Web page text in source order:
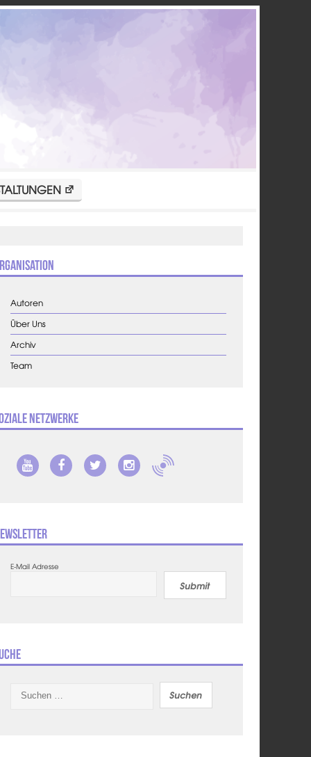
Autoren
Über Uns
Archiv
Team
Netzwerke
E-Mail Adresse
Submit
nach: